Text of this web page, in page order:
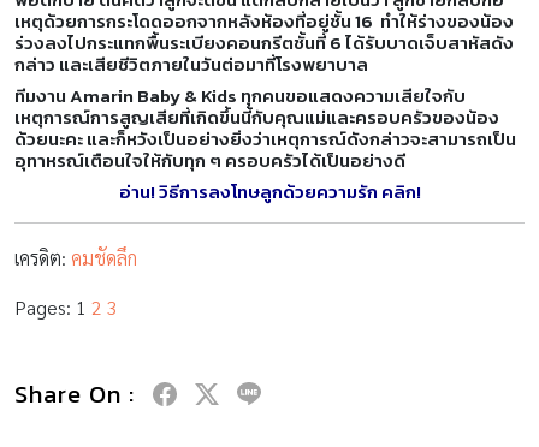
เหตุด้วยการกระโดดออกจากหลังห้องที่อยู่ชั้น 16 ทำให้ร่างของน้อง
ร่วงลงไปกระแทกพื้นระเบียงคอนกรีตชั้นที่ 6 ได้รับบาดเจ็บสาหัสดัง
กล่าว และเสียชีวิตภายในวันต่อมาที่โรงพยาบาล
ทีมงาน Amarin Baby & Kids ทุกคนขอแสดงความเสียใจกับ
เหตุการณ์การสูญเสียที่เกิดขึ้นนี้กับคุณแม่และครอบครัวของน้อง
ด้วยนะคะ และก็หวังเป็นอย่างยิ่งว่าเหตุการณ์ดังกล่าวจะสามารถเป็น
อุทาหรณ์เตือนใจให้กับทุก ๆ ครอบครัวได้เป็นอย่างดี
อ่าน! วิธีการลงโทษลูกด้วยความรัก คลิก!
เครดิต: คมชัดลึก
Pages: 1 2 3
Share On :